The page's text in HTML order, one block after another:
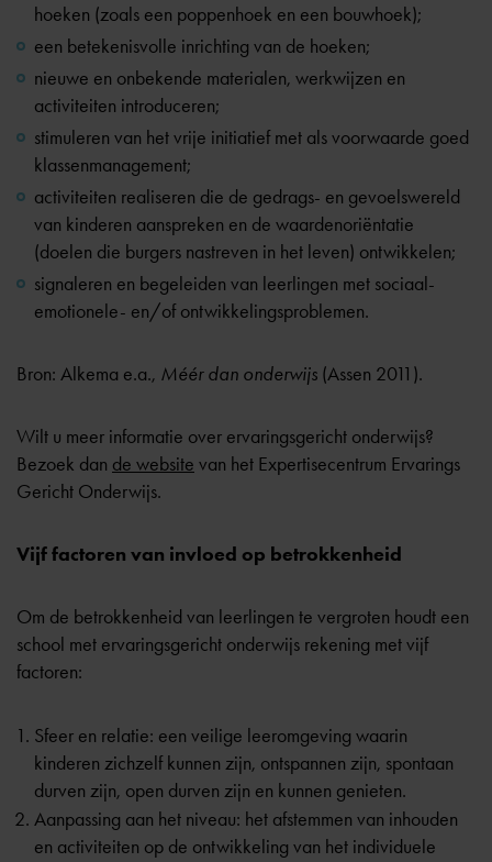
hoeken (zoals een poppenhoek en een bouwhoek);
een betekenisvolle inrichting van de hoeken;
nieuwe en onbekende materialen, werkwijzen en
activiteiten introduceren;
stimuleren van het vrije initiatief met als voorwaarde goed
klassenmanagement;
activiteiten realiseren die de gedrags- en gevoelswereld
van kinderen aanspreken en de waardenoriëntatie
(doelen die burgers nastreven in het leven) ontwikkelen;
signaleren en begeleiden van leerlingen met sociaal-
emotionele- en/of ontwikkelingsproblemen.
Bron: Alkema e.a., Méér dan onderwijs (Assen 2011).
Wilt u meer informatie over ervaringsgericht onderwijs?
Bezoek dan de website van het Expertisecentrum Ervarings
Gericht Onderwijs.
Vijf factoren van invloed op betrokkenheid
Om de betrokkenheid van leerlingen te vergroten houdt een
school met ervaringsgericht onderwijs rekening met vijf
factoren:
Sfeer en relatie: een veilige leeromgeving waarin
kinderen zichzelf kunnen zijn, ontspannen zijn, spontaan
durven zijn, open durven zijn en kunnen genieten.
Aanpassing aan het niveau: het afstemmen van inhouden
en activiteiten op de ontwikkeling van het individuele